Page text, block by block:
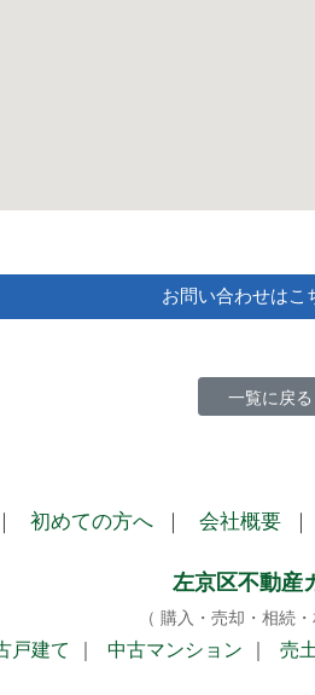
お問い合わせはこ
一覧に戻る
初めての方へ ｜ 会社概要 ｜
左京区不動産
（ 購入・売却・相続・
戸建て ｜ 中古マンション ｜ 売